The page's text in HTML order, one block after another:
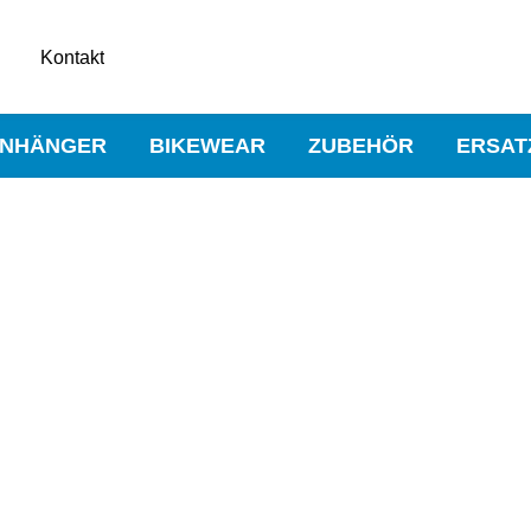
Kontakt
BIKEWEAR ZUBEHÖR